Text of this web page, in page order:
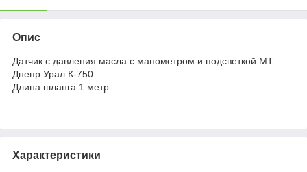
Опис
Датчик с давления масла с манометром и подсветкой МТ
Днепр Урал К-750
Длина шланга 1 метр
Характеристики